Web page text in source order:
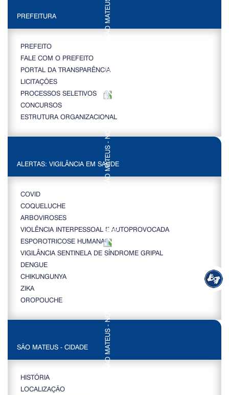
PREFEITURA
PREFEITO
FALE COM O PREFEITO
PORTAL DA TRANSPARÊNCIA
LICITAÇÕES
PROCESSOS SELETIVOS
CONCURSOS
ESTRUTURA ORGANIZACIONAL
ALERTAS: VIGILÂNCIA EM SAÚDE
COVID
COQUELUCHE
ARBOVIROSES
VIOLÊNCIA INTERPESSOAL E AUTOPROVOCADA
ESPOROTRICOSE HUMANA
VIGILÂNCIA SENTINELA DE SÍNDROME GRIPAL
DENGUE
CHIKUNGUNYA
ZIKA
OROPOUCHE
SÃO MATEUS - CIDADE
HISTÓRIA
LOCALIZAÇÃO